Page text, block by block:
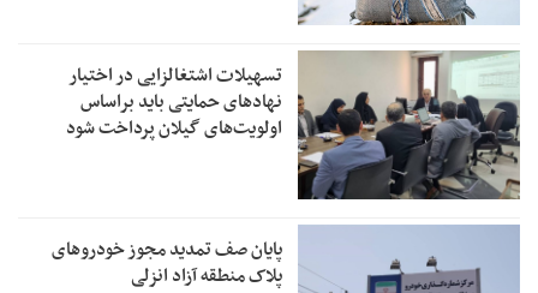
تسهیلات اشتغالزایی در اختیار
نهادهای حمایتی باید براساس
اولویت‌های گیلان پرداخت شود
پایان صف تمدید مجوز خودروهای
پلاک منطقه آزاد انزلی